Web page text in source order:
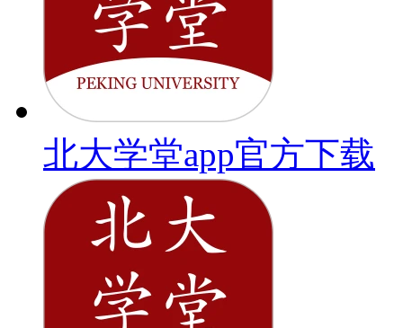
北大学堂app官方下载